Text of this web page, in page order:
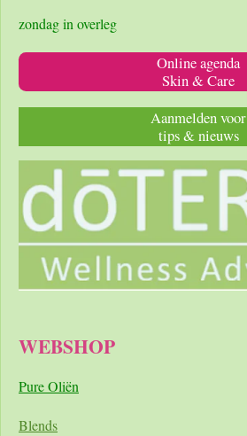
zondag in overleg
Online agenda
Skin & Care
Aanmelden voor
tips & nieuws
WEBSHOP
Pure Oliën
Blends